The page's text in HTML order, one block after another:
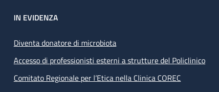
IN EVIDENZA
Diventa donatore di microbiota
Accesso di professionisti esterni a strutture del Policlinico
Comitato Regionale per l’Etica nella Clinica COREC